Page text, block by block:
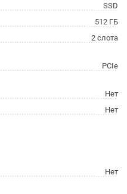
SSD
512 ГБ
2 слота
PCIe
Нет
Нет
Нет